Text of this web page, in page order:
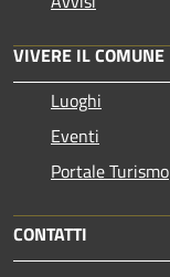
VIVERE IL COMUNE
Luoghi
Eventi
Portale Turismo
CONTATTI